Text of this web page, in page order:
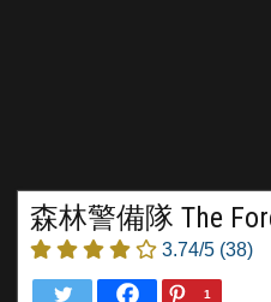
森林警備隊 The
3.74/5 (38)
1